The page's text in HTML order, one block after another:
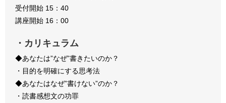
受付開始 15：40
講座開始 16：00
・カリキュラム
◆あなたは”なぜ”書きたいのか？
・目的を明確にする思考法
◆あなたはなぜ”書けない”のか？
・読書感想文の功罪